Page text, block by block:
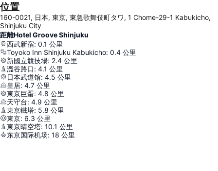
位置
160-0021, 日本, 東京, 東急歌舞伎町タワ, 1 Chome-29-1 Kabukicho,
Shinjuku City
距離Hotel Groove Shinjuku
西武新宿: 0.1 公里
Toyoko Inn Shinjuku Kabukicho: 0.4 公里
新國立競技場: 2.4 公里
澀谷路口: 4.1 公里
日本武道馆: 4.5 公里
皇居: 4.7 公里
東京巨蛋: 4.8 公里
天守台: 4.9 公里
東京鐵塔: 5.8 公里
東京: 6.3 公里
東京晴空塔: 10.1 公里
东京国际机场: 18 公里